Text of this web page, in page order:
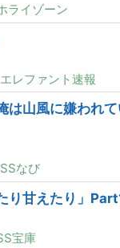
ライゾーン
エレファント速報
は山風に嫌われ
SSなび
り甘えたり」
宝庫